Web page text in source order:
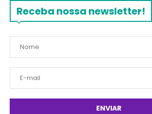
Receba nossa newsletter!